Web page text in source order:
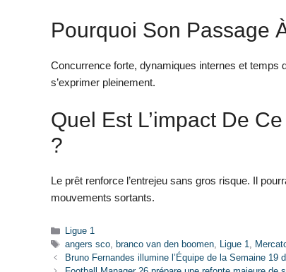
Pourquoi Son Passage
Concurrence forte, dynamiques internes et temps
s’exprimer pleinement.
Quel Est L’impact De
?
Le prêt renforce l’entrejeu sans gros risque. Il
mouvements sortants.
Catégories
Ligue 1
Étiquettes
angers sco, branco van den boomen, Ligue 1,
Bruno Fernandes illumine l’Équipe de la Semaine 19